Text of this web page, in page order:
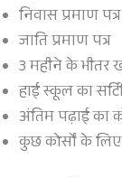
निवास प्रमाण पत्र
जाति प्रमाण पत्र
3 महीने के भीतर
हाई स्कूल का
अंतिम पढ़ाई का
कुछ कोर्सों के